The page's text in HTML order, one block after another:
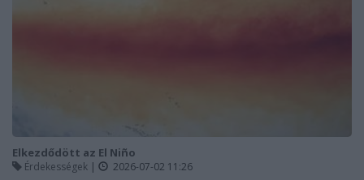
Elkezdődött az El Niño
Érdekességek |
2026-07-02 11:26